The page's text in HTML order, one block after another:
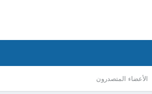
الأعضاء المتصدرون